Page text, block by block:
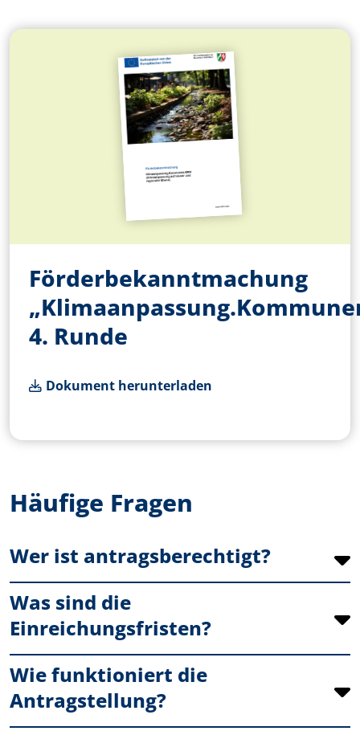
Förderbekanntmachung
4. Runde
Dokument herunterladen
Häufige Fragen
Wer ist antragsberechtigt?
Was sind die
Einreichungsfristen?
Wie funktioniert die
Antragstellung?